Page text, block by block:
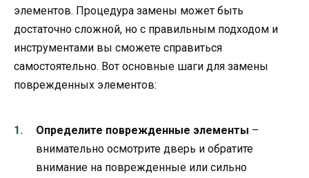
элементов. Процедура замены может быть
достаточно сложной, но с правильным подходом и
инструментами вы сможете справиться
самостоятельно. Вот основные шаги для замены
поврежденных элементов:
Определите поврежденные элементы –
внимательно осмотрите дверь и обратите
внимание на поврежденные или сильно